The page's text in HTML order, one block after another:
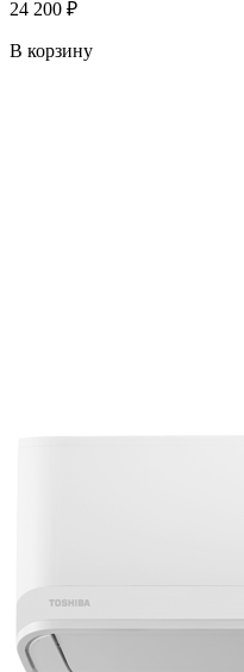
24 200 ₽
В корзину